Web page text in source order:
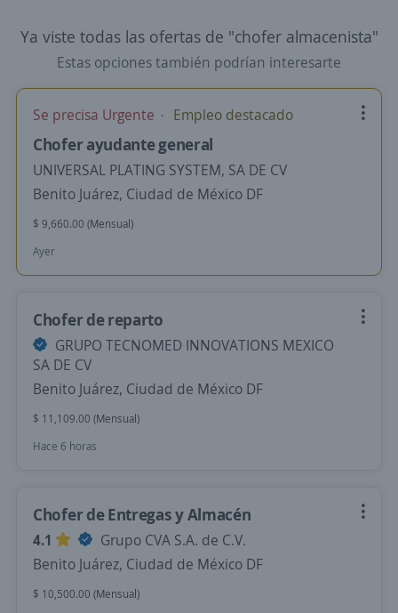
Ya viste todas las ofertas de "chofer almacenista"
Estas opciones también podrían interesarte
Se precisa Urgente Empleo destacado
Chofer ayudante general
UNIVERSAL PLATING SYSTEM, SA DE CV
Benito Juárez, Ciudad de México DF
$ 9,660.00 (Mensual)
Ayer
Chofer de reparto
GRUPO TECNOMED INNOVATIONS MEXICO
SA DE CV
Benito Juárez, Ciudad de México DF
$ 11,109.00 (Mensual)
Hace 6 horas
Chofer de Entregas y Almacén
4.1
Grupo CVA S.A. de C.V.
Benito Juárez, Ciudad de México DF
$ 10,500.00 (Mensual)